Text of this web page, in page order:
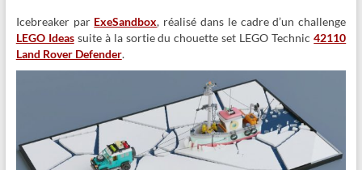
Icebreaker par ExeSandbox, réalisé dans le cadre d’un challenge
LEGO Ideassuite à la sortie du chouette set LEGO Technic42110
Land Rover Defender.